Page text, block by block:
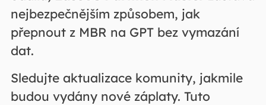
nejbezpečnějším způsobem, jak
přepnout z MBR na GPT bez vymazání
dat.
Sledujte aktualizace komunity, jakmile
budou vydány nové záplaty. Tuto